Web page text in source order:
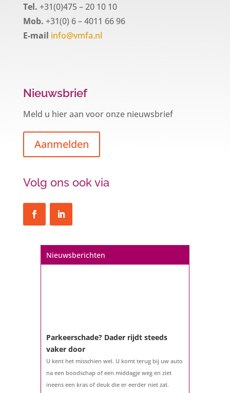
Tel. +31(0)475 – 20 10 10
Mob. +31(0) 6 – 4011 66 96
E-mail info@vmfa.nl
Nieuwsbrief
Meld u hier aan voor onze nieuwsbrief
Aanmelden
Volg ons ook via
Nieuwsberichten
Parkeerschade? Dader rijdt steeds
vaker door
U kent het misschien wel. U komt terug bij uw auto
na een boodschap of een middagje weg en ziet
ineens een kras of deuk die er eerder niet zat.